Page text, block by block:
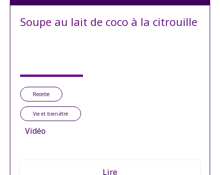
Soupe au lait de coco à la citrouille
Recette
Vie et bien-être
Vidéo
Lire